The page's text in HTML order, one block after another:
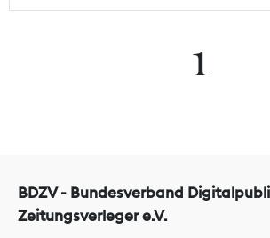
1
BDZV - Bundesverband
Zeitungsverleger e.V.